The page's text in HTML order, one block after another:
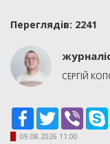
Переглядiв: 2241
СЕРГІЙ
Facebook
TwitterViber
09.08.2026 11:00